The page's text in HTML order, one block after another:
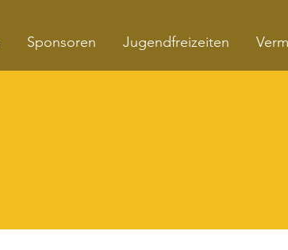
Sponsoren Jugendfreizeiten